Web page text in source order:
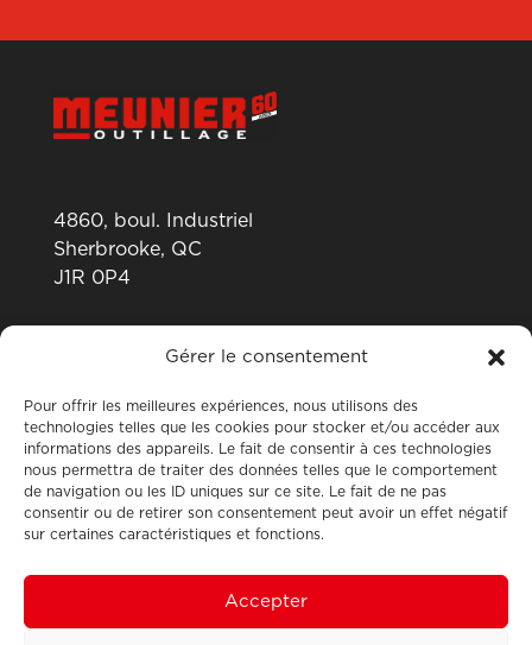
Gérer le consentement
Pour offrir les meilleures expériences, nous utilisons des
technologies telles que les cookies pour stocker et/ou accéder aux
informations des appareils. Le fait de consentir à ces technologies
nous permettra de traiter des données telles que le comportement
de navigation ou les ID uniques sur ce site. Le fait de ne pas
consentir ou de retirer son consentement peut avoir un effet négatif
sur certaines caractéristiques et fonctions.
Accepter
4860, boul. Industriel
Sherbrooke, QC
J1R 0P4
819 820-0487